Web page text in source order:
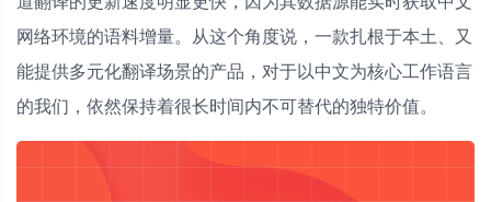
网络环境的语料增量。从这个角度说，一款扎根于本土、又
能提供多元化翻译场景的产品，对于以中文为核心工作语言
的我们，依然保持着很长时间内不可替代的独特价值。